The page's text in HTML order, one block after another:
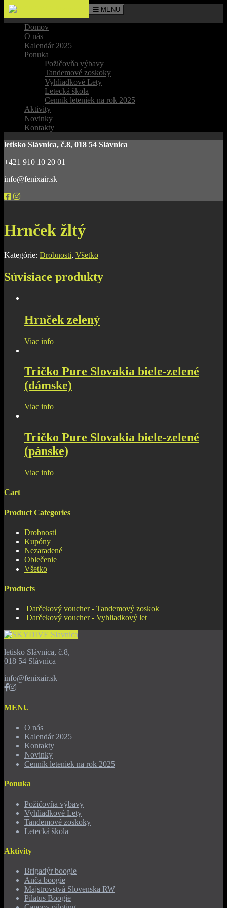
MENU
Domov
O nás
Kalendár 2025
Ponuka
Požičovňa výbavy
Tandemové zoskoky
Vyhliadkové Lety
Letecká škola
Cenník leteniek na rok 2025
Aktivity
Novinky
Kontakty
letisko Slávnica, č.8, 018 54 Slávnica
+421 910 10 20 01
info@fenixair.sk
Hrnček žltý
Kategórie: Drobnosti, Všetko
Súvisiace produkty
Hrnček zelený
Viac info
Tričko Pure Slovakia biele-zelené
(dámske)
Viac info
Tričko Pure Slovakia biele-zelené
(pánske)
Viac info
Cart
Product Categories
Drobnosti
Kupóny
Nezaradené
Oblečenie
Všetko
Products
Darčekový voucher - Tandemový zoskok
Darčekový voucher - Vyhliadkový let
letisko Slávnica, č.8,
018 54 Slávnica
info@fenixair.sk
MENU
O nás
Kalendár 2025
Kontakty
Novinky
Cenník leteniek na rok 2025
Ponuka
Požičovňa výbavy
Vyhliadkové Lety
Tandemové zoskoky
Letecká škola
Aktivity
Brigadýr boogie
Anča boogie
Majstrovstvá Slovenska RW
Pilatus Boogie